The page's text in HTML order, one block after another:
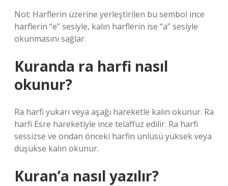
Not: Harflerin üzerine yerleştirilen bu sembol ince
harflerin “e” sesiyle, kalın harflerin ise “a” sesiyle
okunmasını sağlar.
Kuranda ra harfi nasıl
okunur?
Ra harfi yukarı veya aşağı hareketle kalın okunur. Ra
harfi Esre hareketiyle ince telaffuz edilir. Ra harfi
sessizse ve ondan önceki harfin ünlüsü yüksek veya
düşükse kalın okunur.
Kuran’a nasıl yazılır?